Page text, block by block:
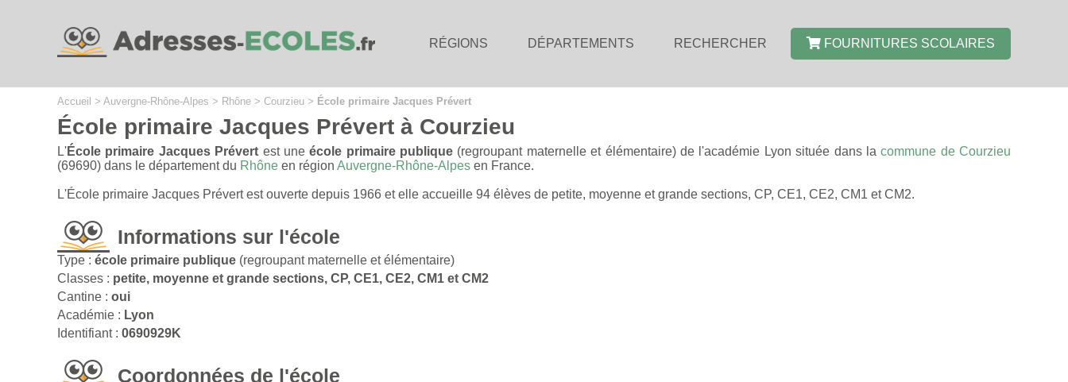
RÉGIONS DÉPARTEMENTS RECHERCHER FOURNITURES SCOLAIRES
Accueil > Auvergne-Rhône-Alpes > Rhône > Courzieu > École primaire Jacques Prévert
École primaire Jacques Prévert à Courzieu
L'École primaire Jacques Prévert est uneécole primaire publique (regroupant maternelle et élémentaire) de l'académie Lyon située dans lacommune de Courzieu
(69690) dans le département du Rhône en région Auvergne-Rhône-Alpes en France.
L'École primaire Jacques Prévert est ouverte depuis 1966 et elle accueille 94 élèves de petite, moyenne et grande sections, CP, CE1, CE2, CM1 et CM2.
Informations sur l'école
Type : école primaire publique (regroupant maternelle et élémentaire)
Classes : petite, moyenne et grande sections, CP, CE1, CE2, CM1 et CM2
Cantine : oui
Académie : Lyon
Identifiant : 0690929K
Coordonnées de l'école